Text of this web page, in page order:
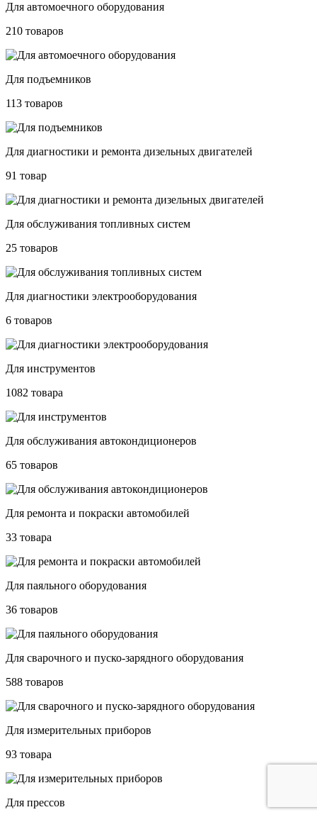
Для автомоечного оборудования
210 товаров
Для подъемников
113 товаров
Для диагностики и ремонта дизельных двигателей
91 товар
Для обслуживания топливных систем
25 товаров
Для диагностики электрооборудования
6 товаров
Для инструментов
1082 товара
Для обслуживания автокондиционеров
65 товаров
Для ремонта и покраски автомобилей
33 товара
Для паяльного оборудования
36 товаров
Для сварочного и пуско-зарядного оборудования
588 товаров
Для измерительных приборов
93 товара
Для прессов